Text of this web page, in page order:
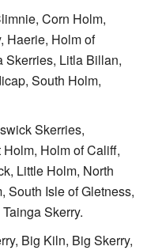
Corn Holm,
Haerie, Holm of
Skerries, Litla Billan,
South Holm,
Skerries,
Holm of Califf,
Little Holm, North
South Isle of Gletness,
Skerry.
Big Kiln, Big Skerry,